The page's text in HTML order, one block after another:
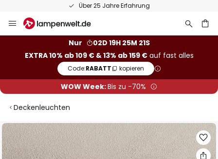
Über 25 Jahre Erfahrung
Inhalt
Nur
02D 19H 25M 21S
EXTRA 10% ab 109 € & 13% ab 159 €auf fast alles
Code:RABATT kopieren
WOW Week:Bis zu -70%
Deckenleuchten
Zum
Ende
der